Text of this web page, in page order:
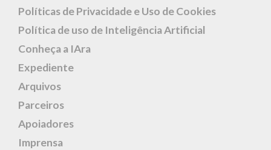
Políticas de Privacidade e Uso de Cookies
Política de uso de Inteligência Artificial
Conheça a IAra
Expediente
Arquivos
Parceiros
Apoiadores
Imprensa